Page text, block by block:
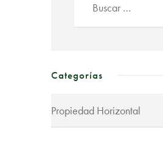
Categorías